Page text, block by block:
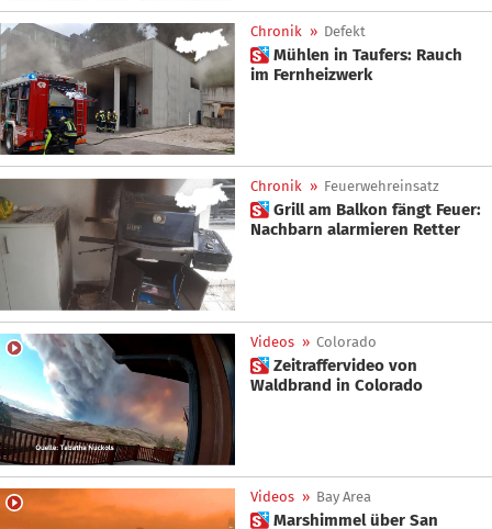
Chronik » Defekt
 Mühlen in Taufers: Rauch
im Fernheizwerk
Chronik » Feuerwehreinsatz
 Grill am Balkon fängt Feuer:
Nachbarn alarmieren Retter
Videos » Colorado
 Zeitraffervideo von
Waldbrand in Colorado
Videos » Bay Area
 Marshimmel über San